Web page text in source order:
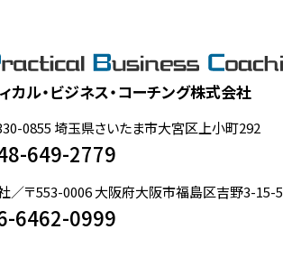
カル・ビジネス・コーチング株式会社
0855 埼玉県さいたま市大宮区上小町292
649-2779
／〒553-0006 大阪府大阪市福島区吉野3-15-5
6462-0999